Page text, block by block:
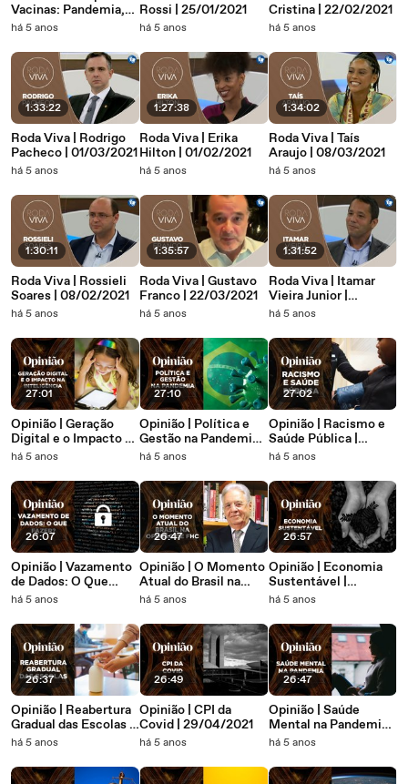
Vacinas: Pandemia,
Um País no Caos |
há 5 anos
1:33:22
Roda Viva | Rodrigo
Pacheco | 01/03/2021
há 5 anos
1:30:11
Roda Viva | Rossieli
Soares | 08/02/2021
há 5 anos
27:01
Opinião | Geração
Digital e o Impacto na
Inteligência |
há 5 anos
26:07
Opinião | Vazamento
de Dados: O Que
Fazer? | 08/04/2021
há 5 anos
26:37
Opinião | Reabertura
Gradual das Escolas |
20/05/2021
há 5 anos
Rossi | 25/01/2021
há 5 anos
1:27:38
Roda Viva | Erika
Hilton | 01/02/2021
há 5 anos
1:35:57
Roda Viva | Gustavo
Franco | 22/03/2021
há 5 anos
27:10
Opinião | Política e
Gestão na Pandemia |
01/04/2021
há 5 anos
26:47
Opinião | O Momento
Atual do Brasil na
Opinião de FHC |
há 5 anos
26:49
Opinião | CPI da
Covid | 29/04/2021
há 5 anos
Cristina | 22/02/2021
há 5 anos
1:34:02
Roda Viva | Taís
Araujo | 08/03/2021
há 5 anos
1:31:52
Roda Viva | Itamar
Vieira Junior |
15/02/2021
há 5 anos
27:02
Opinião | Racismo e
Saúde Pública |
13/05/2021
há 5 anos
26:57
Opinião | Economia
Sustentável |
06/05/2021
há 5 anos
26:47
Opinião | Saúde
Mental na Pandemia |
15/04/2021
há 5 anos